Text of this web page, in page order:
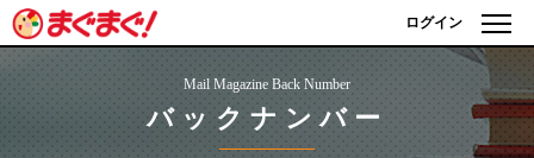
ログイン
Mail Magazine Back Number
バックナンバー